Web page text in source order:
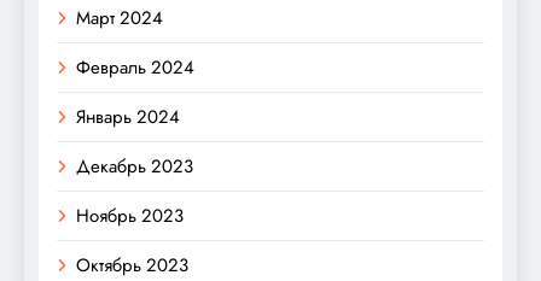
Март 2024
Февраль 2024
Январь 2024
Декабрь 2023
Ноябрь 2023
Октябрь 2023